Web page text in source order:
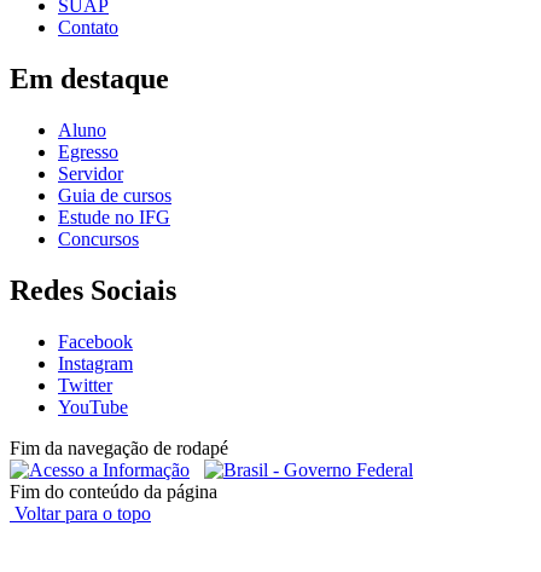
SUAP
Contato
Em destaque
Aluno
Egresso
Servidor
Guia de cursos
Estude no IFG
Concursos
Redes Sociais
Facebook
Instagram
Twitter
YouTube
Fim da navegação de rodapé
Fim do conteúdo da página
Voltar para o topo